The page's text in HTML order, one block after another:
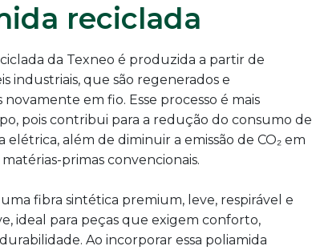
reciclada
da Texneo é produzida a partir de
industriais, que são regenerados e
em fio. Esse processo é mais
pois contribui para a redução do consumo de
elétrica, além de diminuir a emissão de CO₂ em
primas convencionais.
fibra sintética premium, leve, respirável e
ideal para peças que exigem conforto,
Ao incorporar essa poliamida